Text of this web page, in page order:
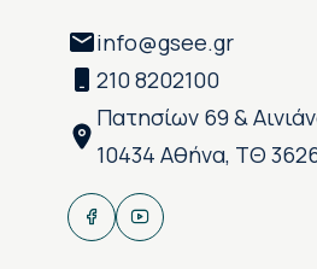
info@gsee.gr
210 8202100
Πατησίων 69 &
10434 Αθήνα, ΤΘ